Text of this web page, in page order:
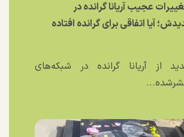
عجیب آریانا گرانده در
آیا اتفاقی برای گرانده افتاده
از آریانا گرانده در شبکه‌های